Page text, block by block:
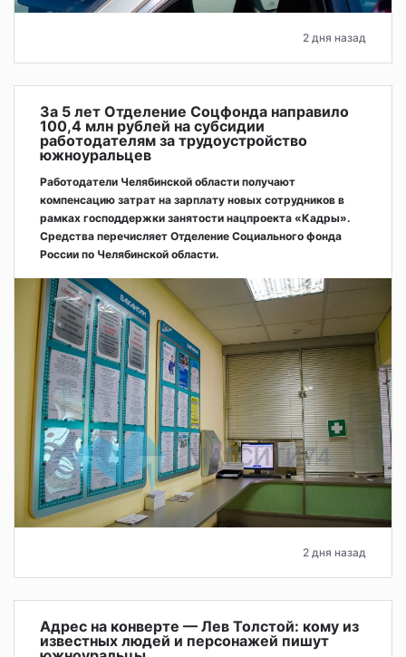
2 дня назад
За 5 лет Отделение Соцфонда направило
100,4 млн рублей на субсидии
работодателям за трудоустройство
южноуральцев
Работодатели Челябинской области получают
компенсацию затрат на зарплату новых сотрудников в
рамках господдержки занятости нацпроекта «Кадры».
Средства перечисляет Отделение Социального фонда
России по Челябинской области.
2 дня назад
Адрес на конверте — Лев Толстой: кому из
известных людей и персонажей пишут